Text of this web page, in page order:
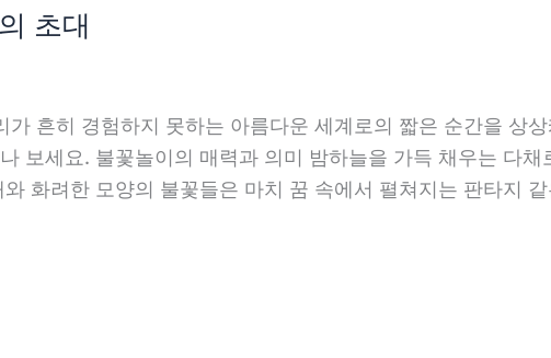
초대
흔히 경험하지 못하는 아름다운 세계로의 짧은 순간을 상
보세요. 불꽃놀이의 매력과 의미 밤하늘을 가득 채우는 다채
화려한 모양의 불꽃들은 마치 꿈 속에서 펼쳐지는 판타지